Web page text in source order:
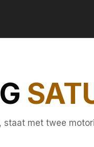
staat met twee